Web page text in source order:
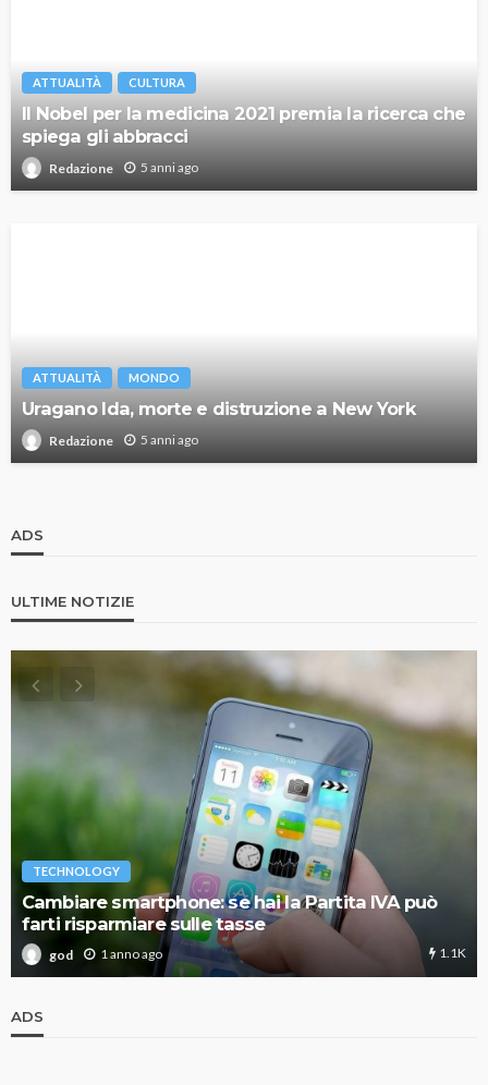
ATTUALITÀ CULTURA
Il Nobel per la medicina 2021 premia la ricerca che
spiega gli abbracci
Redazione 5 anni ago
ATTUALITÀ MONDO
Uragano Ida, morte e distruzione a New York
Redazione 5 anni ago
ADS
ULTIME NOTIZIE
TECHNOLOGY
Cambiare smartphone: se hai la Partita IVA può
farti risparmiare sulle tasse
god 1 anno ago 1.1K
ADS